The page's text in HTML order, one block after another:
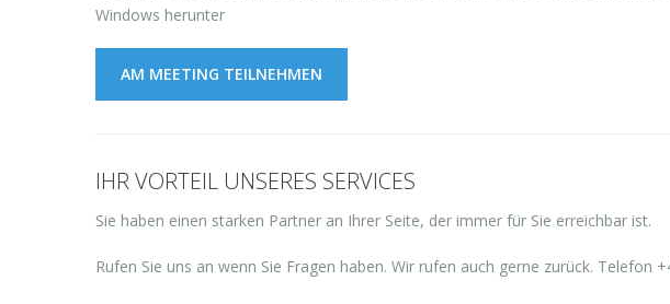
Windows herunter
AM MEETING TEILNEHMEN
IHR VORTEIL UNSERES SERVICES
Sie haben einen starken Partner an Ihrer Seite, der immer für Sie erreichbar ist.
Rufen Sie uns an wenn Sie Fragen haben. Wir rufen auch gerne zurück. Telefon